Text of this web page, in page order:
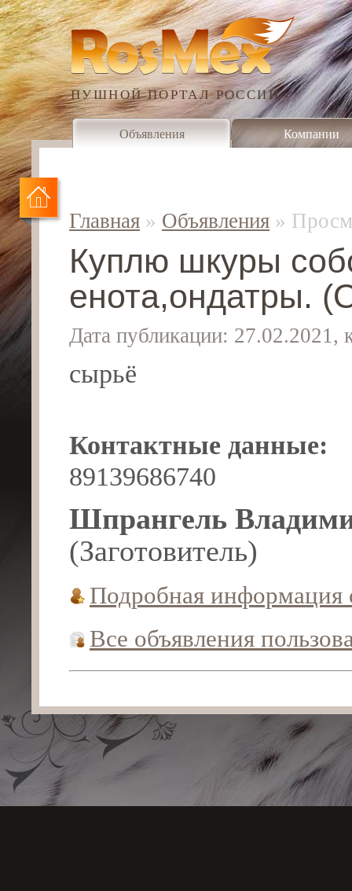
ПУШНОЙ ПОРТАЛ РОССИИ
Объявления Компании
Главная » Объявления »
Куплю шкуры
енота,ондатры.
Дата публикации: 27.02.2021,
сырьё
Контактные данные:
89139686740
Шпрангель
(Заготовитель)
Подробная
Все объявления